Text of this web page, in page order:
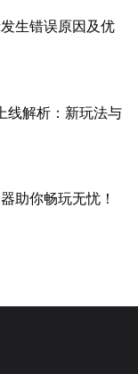
生错误原因及优
线解析：新玩法与
助你畅玩无忧！